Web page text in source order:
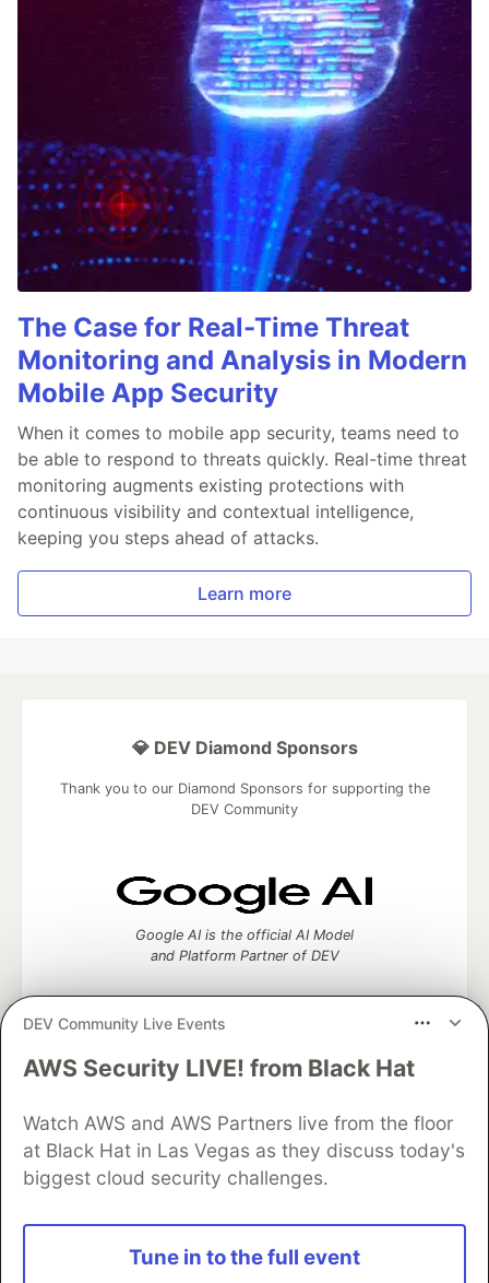
The Case for Real-Time Threat
Monitoring and Analysis in Modern
Mobile App Security
When it comes to mobile app security, teams need to
be able to respond to threats quickly. Real-time threat
monitoring augments existing protections with
continuous visibility and contextual intelligence,
keeping you steps ahead of attacks.
Learn more
DEV Community Live Events
AWS Security LIVE! from Black Hat
Watch AWS and AWS Partners live from the floor
at Black Hat in Las Vegas as they discuss today's
biggest cloud security challenges.
Tune in to the full event
💎 DEV Diamond Sponsors
Thank you to our Diamond Sponsors for supporting the
DEV Community
Google AI is the official AI Model
and Platform Partner of DEV
Neon is the official database
Algolia is the official search partner